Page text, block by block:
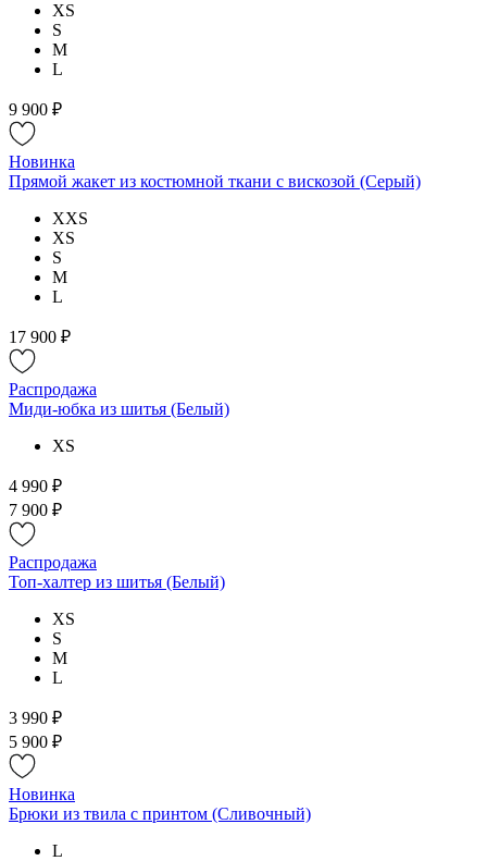
XS
S
M
L
9 900 ₽
Новинка
Прямой жакет из костюмной ткани с вискозой (Серый)
XXS
XS
S
M
L
17 900 ₽
Распродажа
Миди-юбка из шитья (Белый)
XS
4 990 ₽
7 900 ₽
Распродажа
Топ-халтер из шитья (Белый)
XS
S
M
L
3 990 ₽
5 900 ₽
Новинка
Брюки из твила с принтом (Сливочный)
L